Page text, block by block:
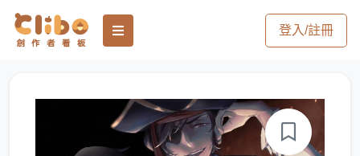
登入/註冊